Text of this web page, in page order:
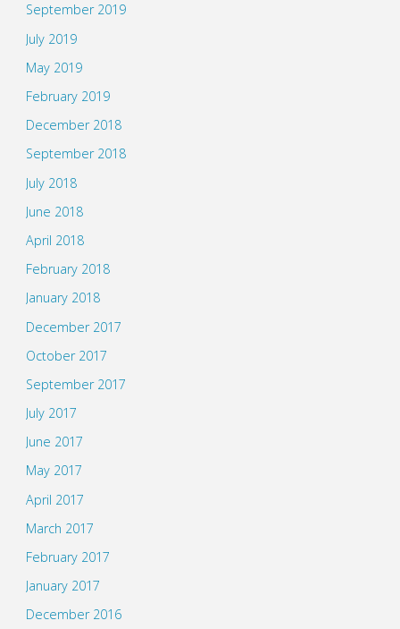
September 2019
July 2019
May 2019
February 2019
December 2018
September 2018
July 2018
June 2018
April 2018
February 2018
January 2018
December 2017
October 2017
September 2017
July 2017
June 2017
May 2017
April 2017
March 2017
February 2017
January 2017
December 2016